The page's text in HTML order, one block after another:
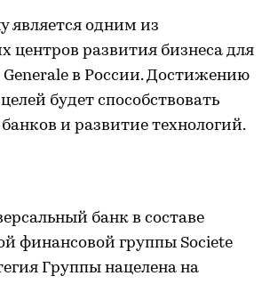
является одним из
центров развития бизнеса для
Generale в России. Достижению
будет способствовать
и развитие технологий.
банк в составе
финансовой группы Societe
Группы нацелена на